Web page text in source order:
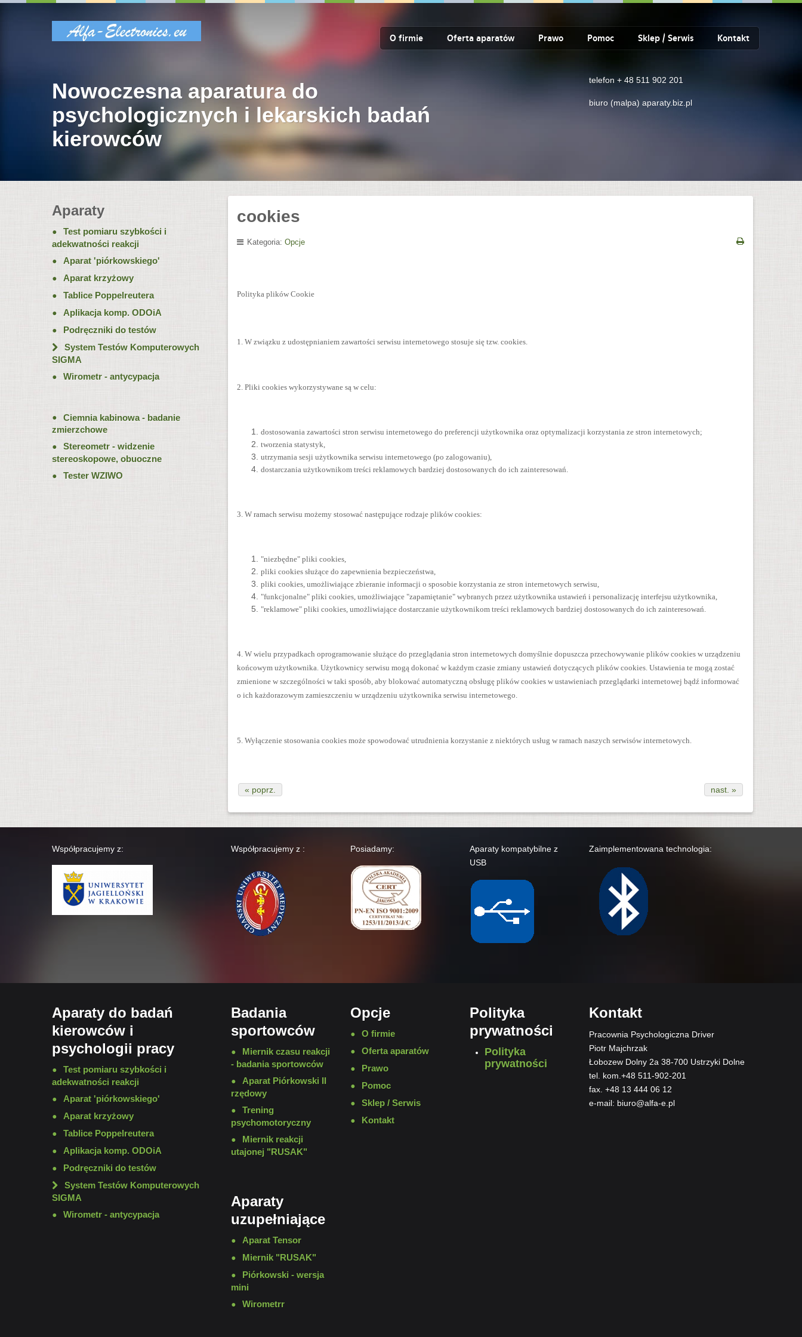
O firmie Oferta aparatów Prawo Pomoc Sklep / Serwis Kontakt
Nowoczesna aparatura do
psychologicznych i lekarskich badań
kierowców
telefon + 48 511 902 201
biuro (malpa) aparaty.biz.pl
cookies
Kategoria: Opcje
Polityka plików Cookie
1. W związku z udostępnianiem zawartości serwisu internetowego stosuje się tzw. cookies.
2. Pliki cookies wykorzystywane są w celu:
dostosowania zawartości stron serwisu internetowego do preferencji użytkownika oraz optymalizacji korzystania ze stron internetowych;
tworzenia statystyk,
utrzymania sesji użytkownika serwisu internetowego (po zalogowaniu),
dostarczania użytkownikom treści reklamowych bardziej dostosowanych do ich zainteresowań.
3. W ramach serwisu możemy stosować następujące rodzaje plików cookies:
"niezbędne" pliki cookies,
pliki cookies służące do zapewnienia bezpieczeństwa,
pliki cookies, umożliwiające zbieranie informacji o sposobie korzystania ze stron internetowych serwisu,
"funkcjonalne" pliki cookies, umożliwiające "zapamiętanie" wybranych przez użytkownika ustawień i personalizację interfejsu użytkownika,
"reklamowe" pliki cookies, umożliwiające dostarczanie użytkownikom treści reklamowych bardziej dostosowanych do ich zainteresowań.
4. W wielu przypadkach oprogramowanie służące do przeglądania stron internetowych domyślnie dopuszcza przechowywanie plików cookies w urządzeniu
końcowym użytkownika. Użytkownicy serwisu mogą dokonać w każdym czasie zmiany ustawień dotyczących plików cookies. Ustawienia te mogą zostać
zmienione w szczególności w taki sposób, aby blokować automatyczną obsługę plików cookies w ustawieniach przeglądarki internetowej bądź informować
o ich każdorazowym zamieszczeniu w urządzeniu użytkownika serwisu internetowego.
5. Wyłączenie stosowania cookies może spowodować utrudnienia korzystanie z niektórych usług w ramach naszych serwisów internetowych.
« poprz. nast. »
Aparaty
Test pomiaru szybkości i
adekwatności reakcji
Aparat 'piórkowskiego'
Aparat krzyżowy
Tablice Poppelreutera
Aplikacja komp. ODOiA
Podręczniki do testów
System Testów Komputerowych
SIGMA
Wirometr - antycypacja
Ciemnia kabinowa - badanie
zmierzchowe
Stereometr - widzenie
stereoskopowe, obuoczne
Tester WZIWO
Współpracujemy z: Współpracujemy z : Posiadamy:
Aparaty kompatybilne z
USB
Zaimplementowana technologia:
Aparaty do badań
kierowców i
psychologii pracy
Test pomiaru szybkości i
adekwatności reakcji
Aparat 'piórkowskiego'
Aparat krzyżowy
Tablice Poppelreutera
Aplikacja komp. ODOiA
Podręczniki do testów
System Testów Komputerowych
SIGMA
Wirometr - antycypacja
Badania
sportowców
Miernik czasu reakcji
- badania sportowców
Aparat Piórkowski II
rzędowy
Trening
psychomotoryczny
Miernik reakcji
utajonej "RUSAK"
Aparaty
uzupełniające
Aparat Tensor
Miernik "RUSAK"
Piórkowski - wersja
mini
Wirometrr
Opcje
O firmie
Oferta aparatów
Prawo
Pomoc
Sklep / Serwis
Kontakt
Polityka
prywatności
Polityka
prywatności
Kontakt
Pracownia Psychologiczna Driver
Piotr Majchrzak
Łobozew Dolny 2a 38-700 Ustrzyki Dolne
tel. kom.+48 511-902-201
fax. +48 13 444 06 12
e-mail: biuro@alfa-e.pl